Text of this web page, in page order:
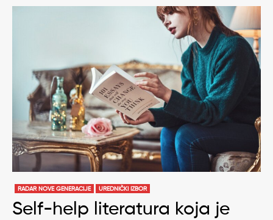
RADAR NOVE GENERACIJE UREDNIČKI IZBOR
Self-help literatura koja je